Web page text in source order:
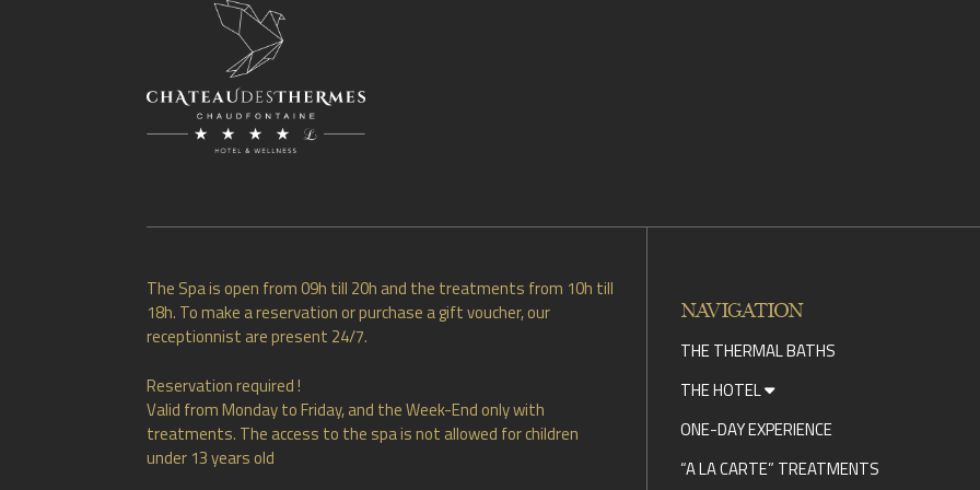
The Spa is open from 09h till 20h and the treatments from 10h till
18h. To make a reservation or purchase a gift voucher, our
receptionnist are present 24/7.
Reservation required !
Valid from Monday to Friday, and the Week-End only with
treatments. The access to the spa is not allowed for children
under 13 years old
NAVIGATION
THE THERMAL BATHS
THE HOTEL
ONE-DAY EXPERIENCE
“A LA CARTE” TREATMENTS